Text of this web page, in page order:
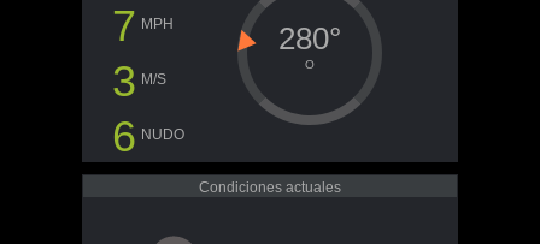
7 MPH
3 M/S
6 NUDO
280°
O
Condiciones actuales